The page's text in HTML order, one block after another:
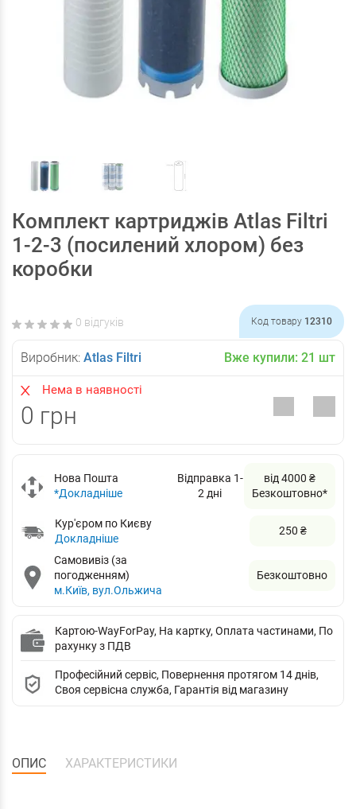
Комплект картриджів Atlas Filtri
1-2-3 (посилений хлором) без
коробки
0 відгуків Код товару 12310
Виробник: Atlas Filtri Вже купили: 21 шт
Нема в наявності
0 грн
Нова Пошта
*Докладніше
Відправка 1-
2 дні
від 4000 ₴
Безкоштовно*
Кур'єром по Києву
Докладніше
250 ₴
Самовивіз (за
погодженням)
м.Київ, вул.Ольжича
Безкоштовно
Картою-WayForPay, На картку, Оплата частинами, По
рахунку з ПДВ
Професійний сервіс, Повернення протягом 14 днів,
Своя сервісна служба, Гарантія від магазину
ОПИС ХАРАКТЕРИСТИКИ